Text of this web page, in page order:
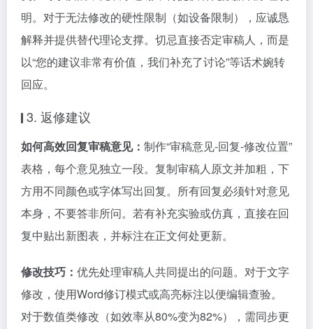
明。对于无法修改的硬性限制（如设备限制），应诚恳
解释并提供替代理论支撑。切忌直接否定审稿人，而是
以“您的建议非常有价值，我们补充了讨论”等话术婉转
回应。
3. 返修建议
如何高效回复审稿意见： 制作“审稿意见-回复-修改位置”
表格，每个意见独立一段。复制审稿人原文并加粗，下
方用不同颜色或字体写出回复。所有回复必须针对意见
本身，不要答非所问。若有补充实验或仿真，直接在回
复中贴出新图表，并标注在正文何处更新。
修改技巧： 优先处理审稿人共同提出的问题。对于文字
修改，使用Word修订模式或高亮标注以便编辑查验。
对于数值类修改（如效率从80%变为82%），需同步更